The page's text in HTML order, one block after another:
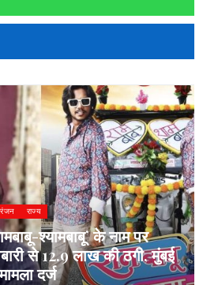
राज्य
श्यामबाबू’ के नाम पर
से 12.9 लाख की ठगी, मुंबई
दर्ज